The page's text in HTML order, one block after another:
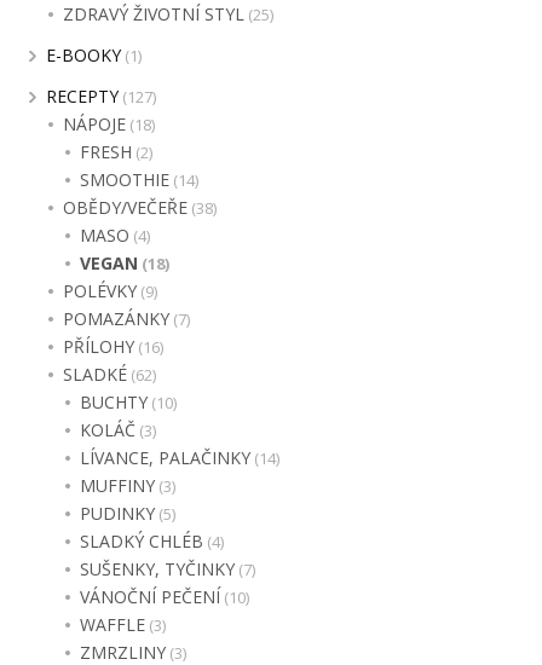
ZDRAVÝ ŽIVOTNÍ STYL (25)
E-BOOKY(1)
RECEPTY(127)
NÁPOJE (18)
FRESH (2)
SMOOTHIE (14)
OBĚDY/VEČEŘE (38)
MASO (4)
VEGAN (18)
POLÉVKY (9)
POMAZÁNKY (7)
PŘÍLOHY (16)
SLADKÉ (62)
BUCHTY (10)
KOLÁČ (3)
LÍVANCE, PALAČINKY (14)
MUFFINY (3)
PUDINKY (5)
SLADKÝ CHLÉB (4)
SUŠENKY, TYČINKY (7)
VÁNOČNÍ PEČENÍ (10)
WAFFLE (3)
ZMRZLINY (3)